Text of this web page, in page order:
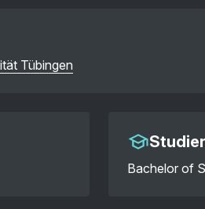
Tübingen
Bachelor of